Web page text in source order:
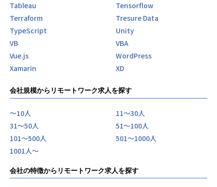
Tableau
Tensorflow
Terraform
Tresure Data
TypeScript
Unity
VB
VBA
Vue.js
WordPress
Xamarin
XD
会社規模からリモートワーク求人を探す
〜10人
11〜30人
31〜50人
51〜100人
101〜500人
501〜1000人
1001人〜
会社の特徴からリモートワーク求人を探す